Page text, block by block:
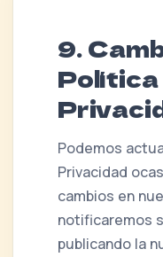
9.
Política
Podemos
Privacidad
cambios en
notificaremos
publicando la